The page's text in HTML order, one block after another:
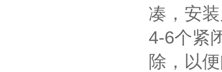
凑，安
4-6个紧
除，以